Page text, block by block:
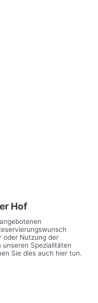
Hof
oder Nutzung der
unseren Spezialitäten
Sie dies auch hier tun.